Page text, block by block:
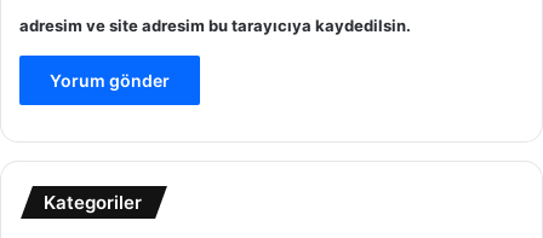
adresim ve site adresim bu tarayıcıya kaydedilsin.
Kategoriler